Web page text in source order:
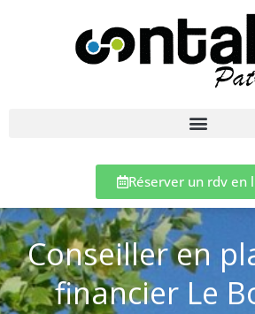
Réserver un rdv en
Conseiller en
financier Le